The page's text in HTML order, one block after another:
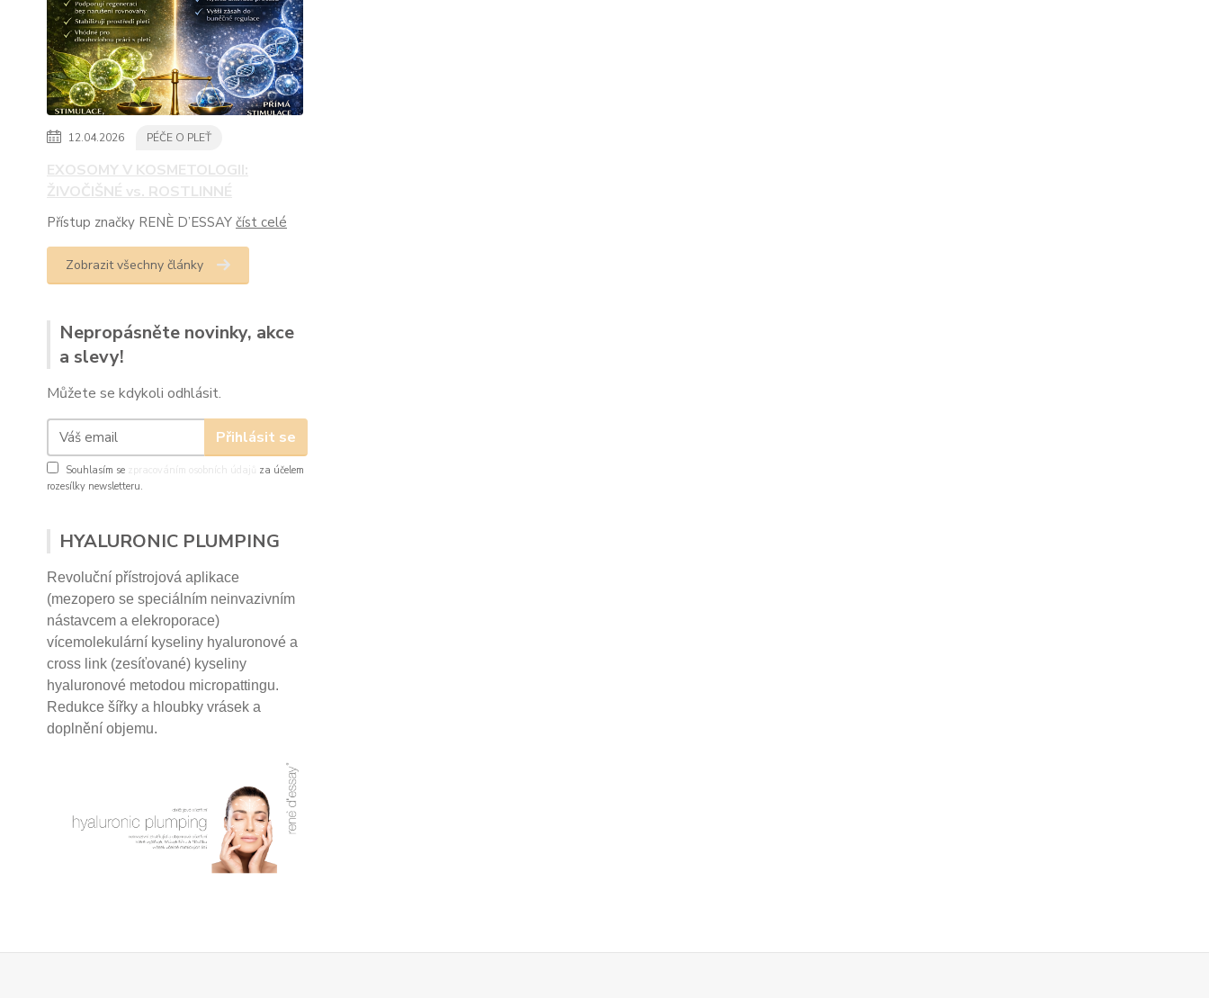
12.04.2026 PÉČE O PLEŤ
EXOSOMY V KOSMETOLOGII:
ŽIVOČIŠNÉ vs. ROSTLINNÉ
Přístup značky RENÈ D’ESSAY číst celé
Zobrazit všechny články
Nepropásněte novinky, akce
a slevy!
Můžete se kdykoli odhlásit.
Přihlásit se
Souhlasím se zpracováním osobních údajů
za účelem
rozesílky newsletteru.
HYALURONIC PLUMPING
Revoluční přístrojová aplikace
(mezopero se speciálním neinvazivním
nástavcem a elekroporace)
vícemolekulární kyseliny hyaluronové a
cross link (zesíťované) kyseliny
hyaluronové metodou micropattingu.
Redukce šířky a hloubky vrásek a
doplnění objemu.